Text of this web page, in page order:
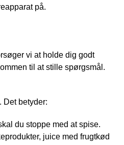
på.
vi at holde dig godt
til at stille spørgsmål.
Det betyder:
du stoppe med at spise.
juice med frugtkød